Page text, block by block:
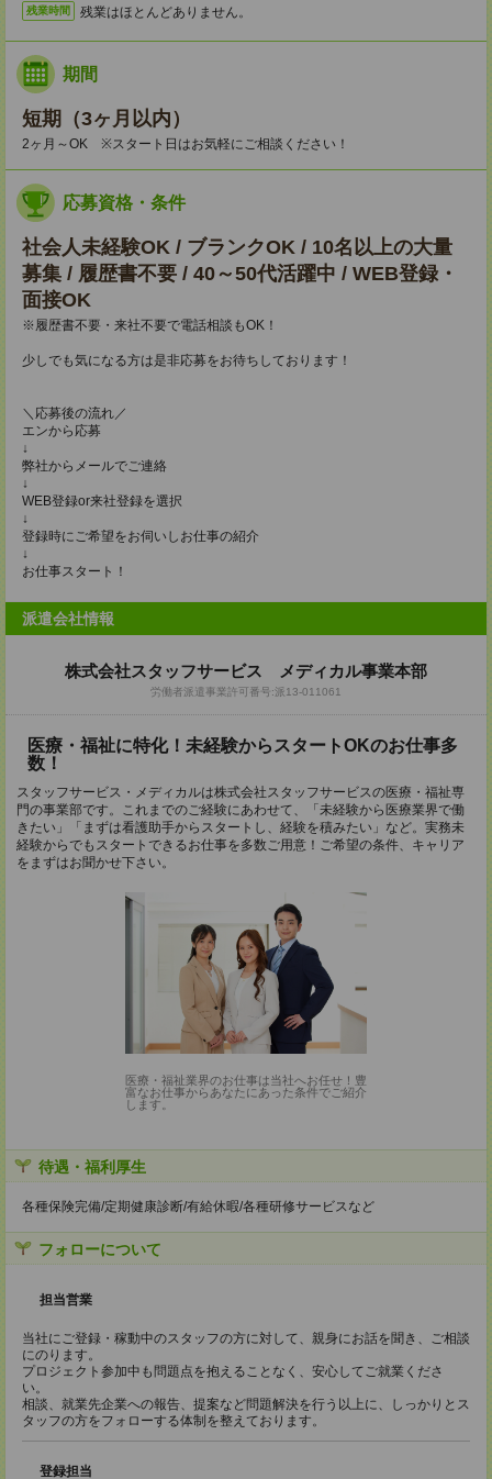
残業時間 残業はほとんどありません。
期間
短期（3ヶ月以内）
2ヶ月～OK ※スタート日はお気軽にご相談ください！
応募資格・条件
社会人未経験OK / ブランクOK / 10名以上の大量
募集 / 履歴書不要 / 40～50代活躍中 / WEB登録・
面接OK
※履歴書不要・来社不要で電話相談もOK！
少しでも気になる方は是非応募をお待ちしております！
＼応募後の流れ／
エンから応募
↓
弊社からメールでご連絡
↓
WEB登録or来社登録を選択
↓
登録時にご希望をお伺いしお仕事の紹介
↓
お仕事スタート！
派遣会社情報
株式会社スタッフサービス メディカル事業本部
労働者派遣事業許可番号:派13-011061
医療・福祉に特化！未経験からスタートOKのお仕事多
数！
スタッフサービス・メディカルは株式会社スタッフサービスの医療・福祉専
門の事業部です。これまでのご経験にあわせて、「未経験から医療業界で働
きたい」「まずは看護助手からスタートし、経験を積みたい」など。実務未
経験からでもスタートできるお仕事を多数ご用意！ご希望の条件、キャリア
をまずはお聞かせ下さい。
医療・福祉業界のお仕事は当社へお任せ！豊
富なお仕事からあなたにあった条件でご紹介
します。
待遇・福利厚生
各種保険完備/定期健康診断/有給休暇/各種研修サービスなど
フォローについて
担当営業
当社にご登録・稼動中のスタッフの方に対して、親身にお話を聞き、ご相談
にのります。
プロジェクト参加中も問題点を抱えることなく、安心してご就業くださ
い。
相談、就業先企業への報告、提案など問題解決を行う以上に、しっかりとス
タッフの方をフォローする体制を整えております。
登録担当